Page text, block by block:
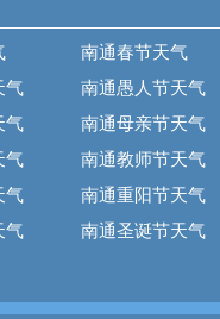
南通春节天气
气
南通愚人节天气
气
南通母亲节天气
气
南通教师节天气
气
南通重阳节天气
气
南通圣诞节天气